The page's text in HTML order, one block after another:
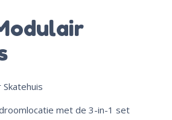
met de 3-in-1 set